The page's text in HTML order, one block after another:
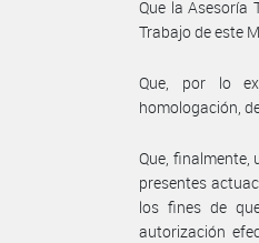
Que la Asesoría
Trabajo de este
Que, por lo
homologación,
Que, finalmente,
presentes
los fines de
autorización